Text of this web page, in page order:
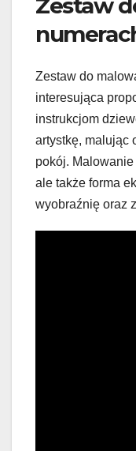
Zestaw do
interesująca
instrukcjom
artystkę, malując
pokój.
ale także forma
wyobraźnię oraz